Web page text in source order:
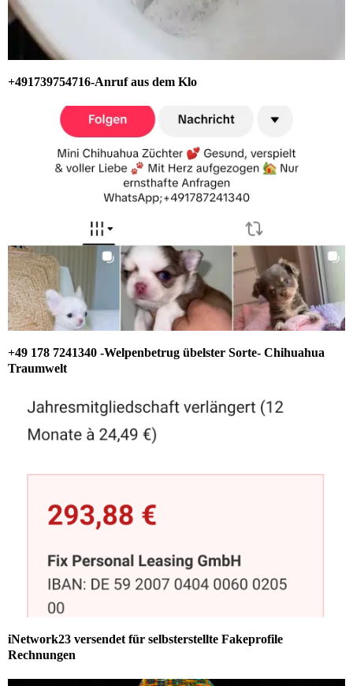
+491739754716-Anruf aus dem Klo
+49 178 7241340 -Welpenbetrug übelster Sorte- Chihuahua
Traumwelt
iNetwork23 versendet für selbsterstellte Fakeprofile
Rechnungen